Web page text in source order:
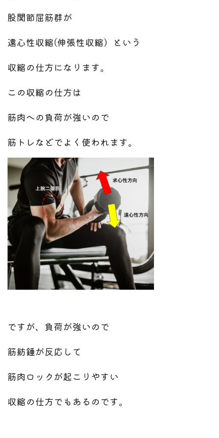
股関節屈筋群が
遠心性収縮(伸張性収縮）という
収縮の仕方になります。
この収縮の仕方は
筋肉への負荷が強いので
筋トレなどでよく使われます。
ですが、負荷が強いので
筋紡錘が反応して
筋肉ロックが起こりやすい
収縮の仕方でもあるのです。